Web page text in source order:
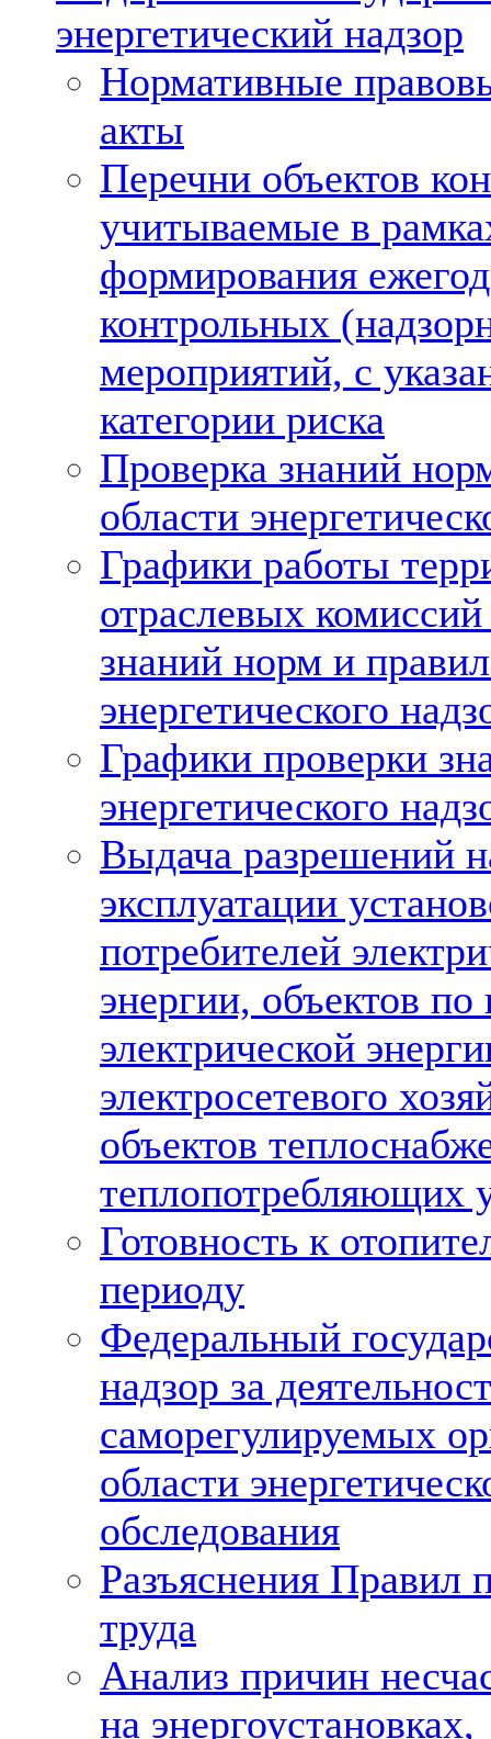
энергетический надзор
Нормативные
акты
Перечни объектов
учитываемые в
формирования
контрольных
мероприятий, с
категории риска
Проверка знаний
области
Графики работы
отраслевых
знаний норм и
энергетического
Графики проверки
энергетического
Выдача разрешений
эксплуатации
потребителей
энергии, объектов по
электрической
электросетевого
объектов
теплопотребляющих
Готовность к
периоду
Федеральный
надзор за
саморегулируемых
области
обследования
Разъяснения Правил
труда
Анализ причин
на энергоустановках,